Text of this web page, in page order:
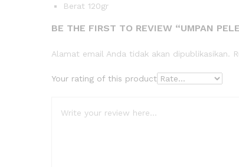
Berat 120gr
BE THE FIRST TO REVIEW “UMPAN
Alamat email Anda tidak akan dipublikasikan.
Your rating of this product